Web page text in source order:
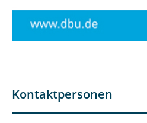
Kontaktpersonen